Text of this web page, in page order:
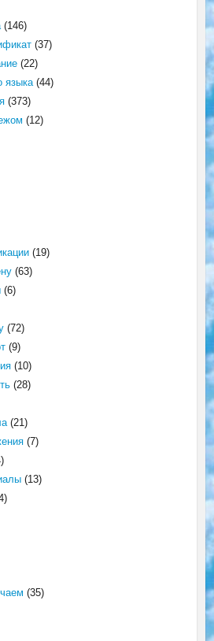
(146)
(37)
(22)
языка(44)
(373)
(12)
(19)
(63)
(6)
(72)
(9)
(10)
(28)
(21)
(7)
(13)
(35)